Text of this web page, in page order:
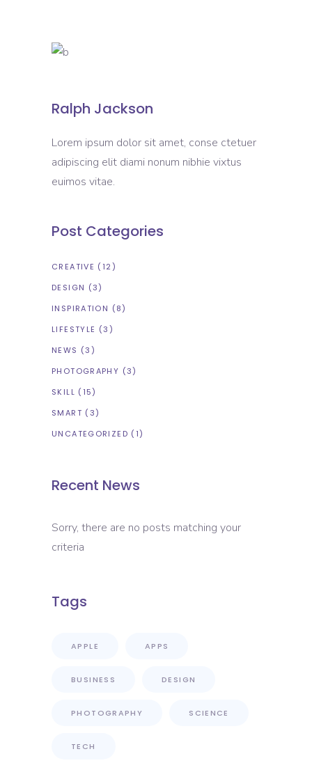
Ralph Jackson
Lorem ipsum dolor sit amet, conse ctetuer
adipiscing elit diami nonum nibhie vixtus
euimos vitae.
Post Categories
CREATIVE (12)
DESIGN (3)
INSPIRATION (8)
LIFESTYLE (3)
NEWS (3)
PHOTOGRAPHY (3)
SKILL (15)
SMART (3)
UNCATEGORIZED (1)
Recent News
Sorry, there are no posts matching your
criteria
Tags
APPLE APPS
BUSINESS DESIGN
PHOTOGRAPHY SCIENCE
TECH